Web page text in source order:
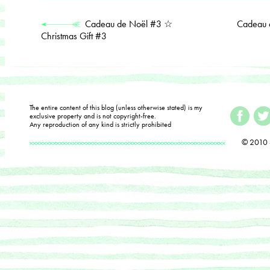
Cadeau de Noël #3 ☆
Christmas Gift #3
The entire content of this blog (unless otherwise stated) is my
exclusive property and is not copyright-free.
Any reproduction of any kind is strictly prohibited
© 2010